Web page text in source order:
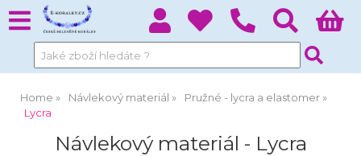
Home Návlekový materiál
Pružné - lycra a elastomer
Lycra
Návlekový materiál - Lycra